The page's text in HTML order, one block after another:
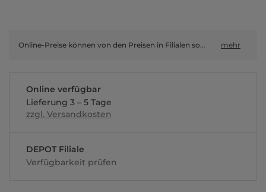
Online-Preise können von den Preisen in Filialen sowie Shop-in-Shop-Flächen abweichen. mehr
Online verfügbar
Lieferung 3 – 5 Tage
zzgl. Versandkosten
DEPOT Filiale
Verfügbarkeit prüfen